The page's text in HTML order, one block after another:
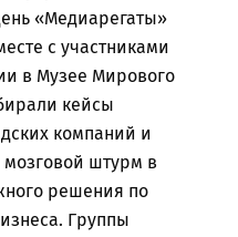
«Медиарегаты»
с участниками
в Музее Мирового
кейсы
компаний и
мозговой штурм в
решения по
Группы